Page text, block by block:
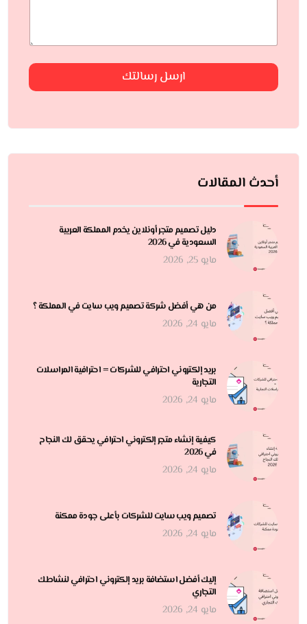
ارسل رسالتك
أحدث المقالات
دليل تصميم متجر أونلاين يخدم المملكة العربية
السعودية في 2026
مايو 25, 2026
من هي أفضل شركة تصميم ويب سايت في المملكة ؟
مايو 24, 2026
بريد إلكتروني احترافي للشركات = احترافية المراسلات
التجارية
مايو 24, 2026
كيفية إنشاء متجر إلكتروني احترافي يحقق لك النجاح
في 2026
مايو 24, 2026
تصميم ويب سايت للشركات بأعلى جودة ممكنة
مايو 24, 2026
إليك أفضل استضافة بريد إلكتروني احترافي لنشاطك
التجاري
مايو 24, 2026